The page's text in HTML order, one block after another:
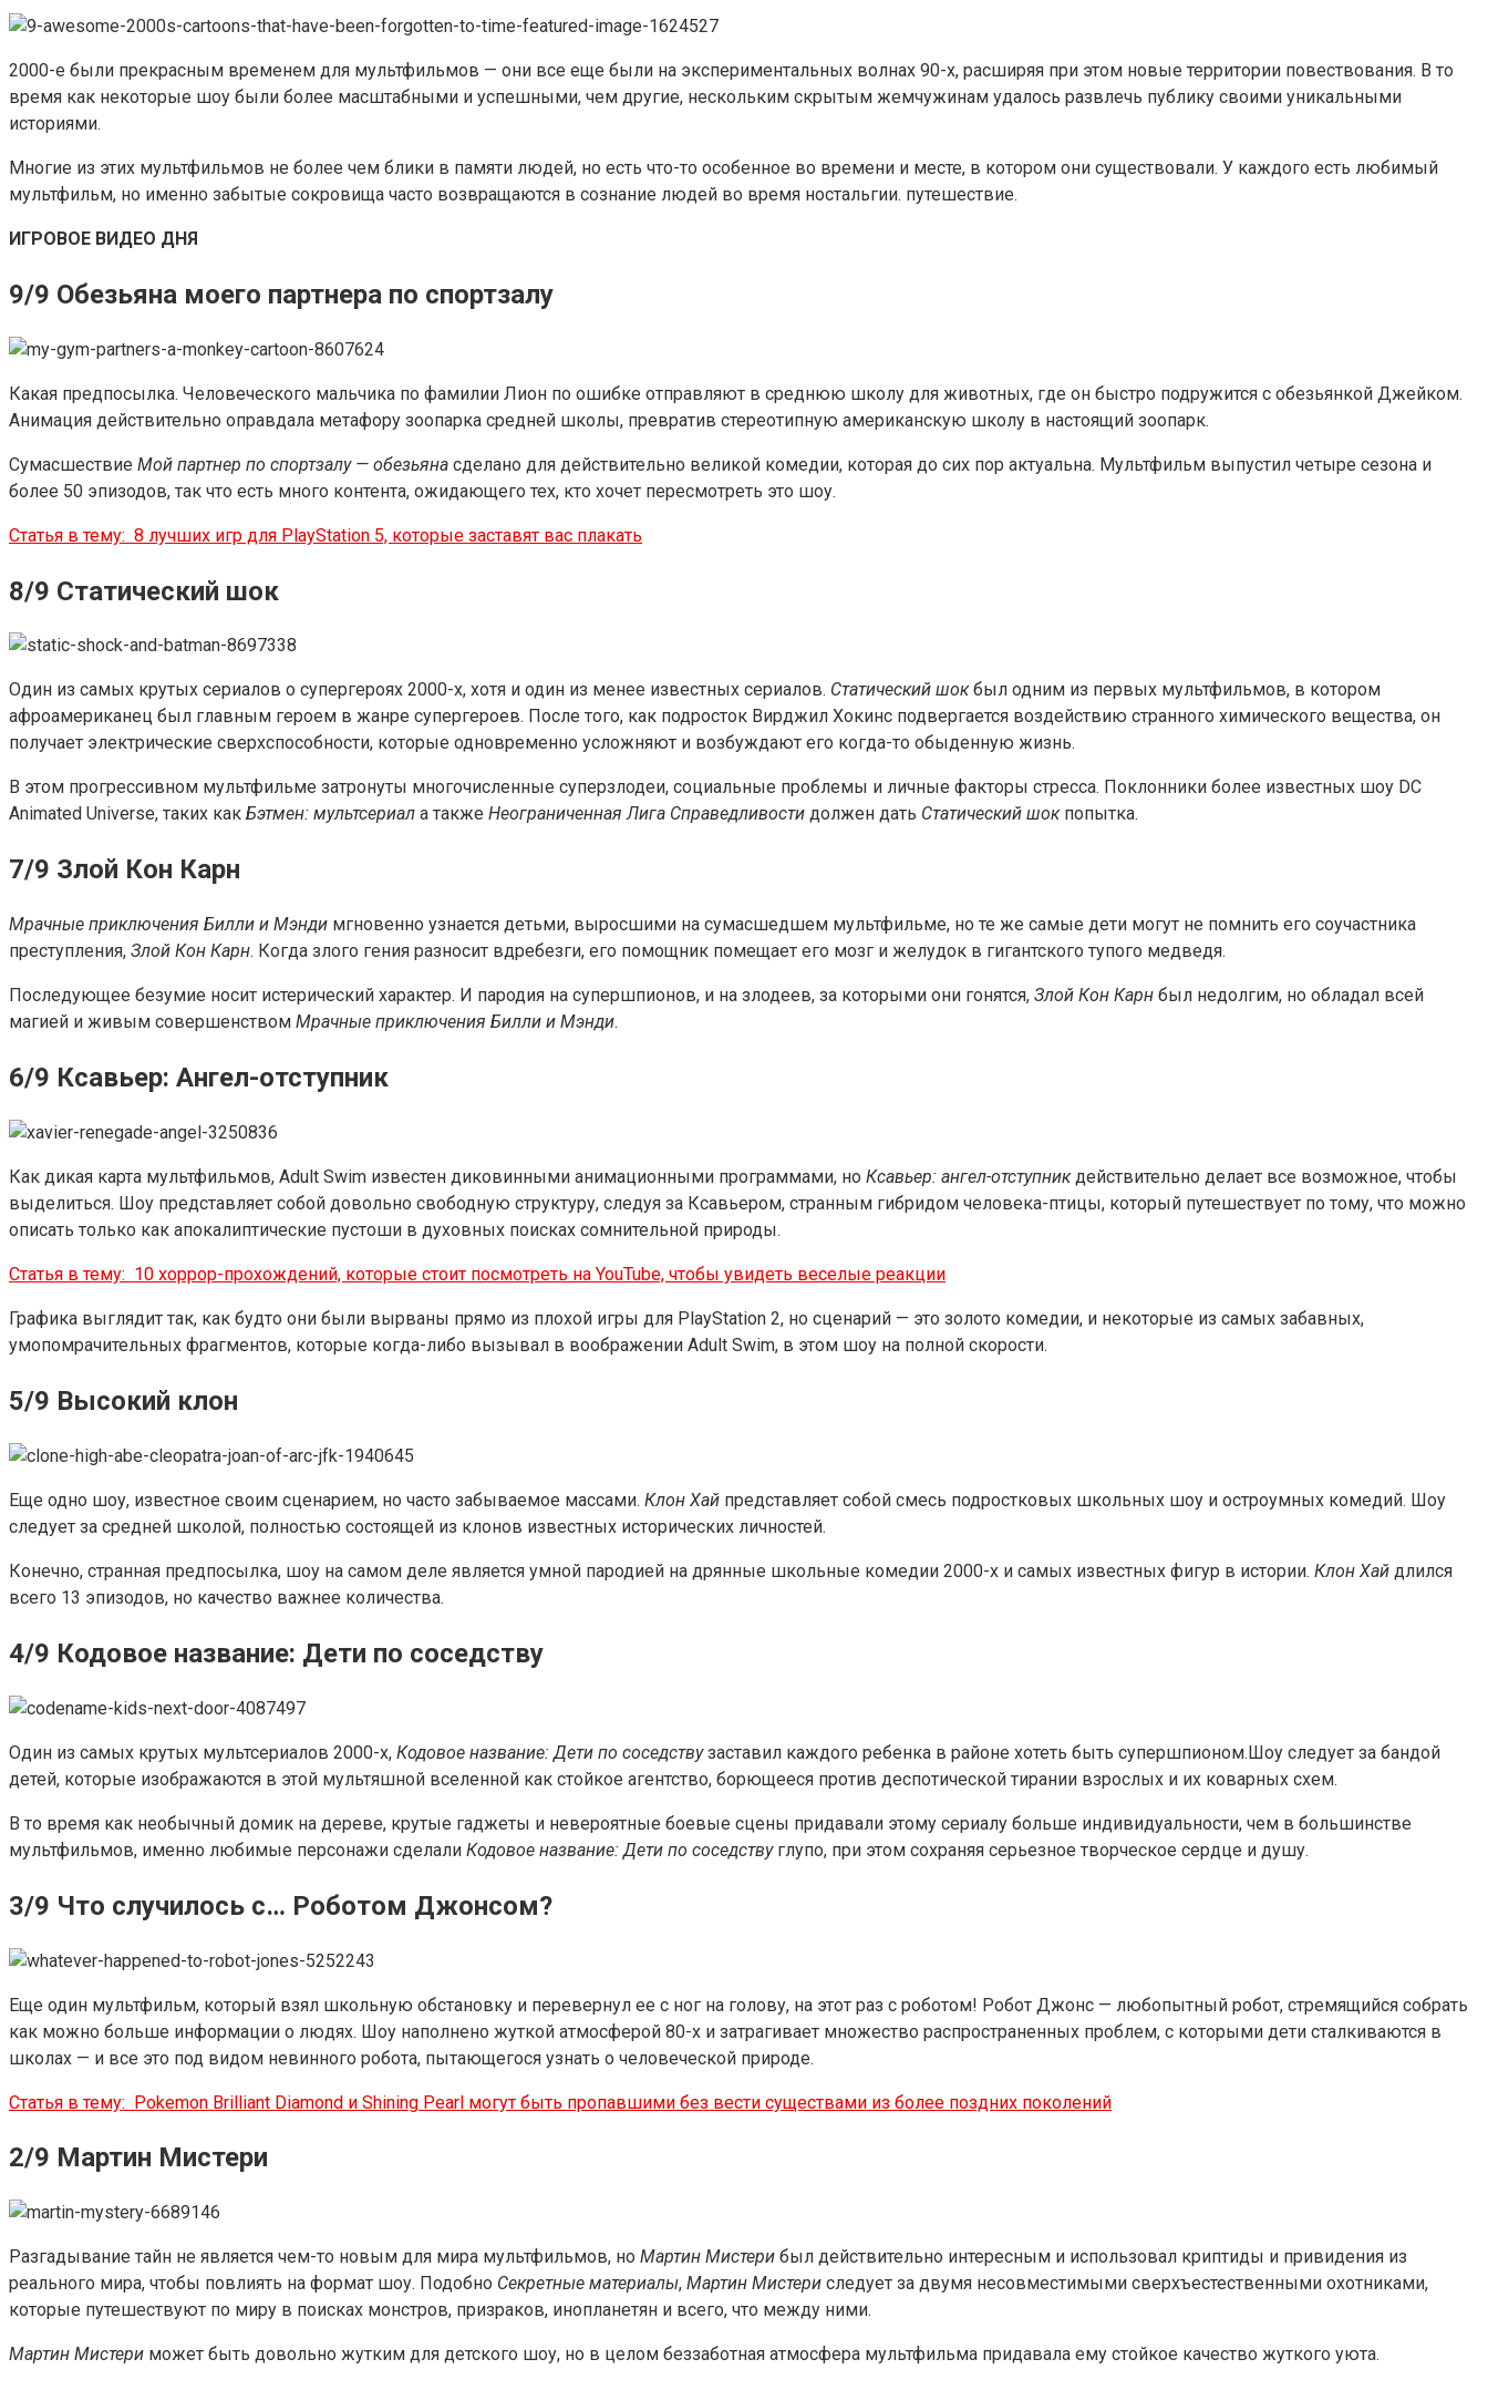
2000-е были прекрасным временем для мультфильмов — они все еще были на экспериментальных волнах 90-х, расширяя при этом новые территории повествования. В то
время как некоторые шоу были более масштабными и успешными, чем другие, нескольким скрытым жемчужинам удалось развлечь публику своими уникальными
историями.
Многие из этих мультфильмов не более чем блики в памяти людей, но есть что-то особенное во времени и месте, в котором они существовали. У каждого есть любимый
мультфильм, но именно забытые сокровища часто возвращаются в сознание людей во время ностальгии. путешествие.
ИГРОВОЕ ВИДЕО ДНЯ
9/9 Обезьяна моего партнера по спортзалу
Какая предпосылка. Человеческого мальчика по фамилии Лион по ошибке отправляют в среднюю школу для животных, где он быстро подружится с обезьянкой Джейком.
Анимация действительно оправдала метафору зоопарка средней школы, превратив стереотипную американскую школу в настоящий зоопарк.
Сумасшествие Мой партнер по спортзалу — обезьяна сделано для действительно великой комедии, которая до сих пор актуальна. Мультфильм выпустил четыре сезона и
более 50 эпизодов, так что есть много контента, ожидающего тех, кто хочет пересмотреть это шоу.
Статья в тему: 8 лучших игр для PlayStation 5, которые заставят вас плакать
8/9 Статический шок
Один из самых крутых сериалов о супергероях 2000-х, хотя и один из менее известных сериалов. Статический шокбыл одним из первых мультфильмов, в котором
афроамериканец был главным героем в жанре супергероев. После того, как подросток Вирджил Хокинс подвергается воздействию странного химического вещества, он
получает электрические сверхспособности, которые одновременно усложняют и возбуждают его когда-то обыденную жизнь.
В этом прогрессивном мультфильме затронуты многочисленные суперзлодеи, социальные проблемы и личные факторы стресса. Поклонники более известных шоу DC
Animated Universe, таких как Бэтмен: мультсериал а также Неограниченная Лига Справедливости должен дать Статический шокпопытка.
7/9 Злой Кон Карн
Мрачные приключения Билли и Мэнди мгновенно узнается детьми, выросшими на сумасшедшем мультфильме, но те же самые дети могут не помнить его соучастника
преступления, Злой Кон Карн. Когда злого гения разносит вдребезги, его помощник помещает его мозг и желудок в гигантского тупого медведя.
Последующее безумие носит истерический характер. И пародия на супершпионов, и на злодеев, за которыми они гонятся, Злой Кон Карн был недолгим, но обладал всей
магией и живым совершенством Мрачные приключения Билли и Мэнди.
6/9 Ксавьер: Ангел-отступник
Как дикая карта мультфильмов, Adult Swim известен диковинными анимационными программами, но Ксавьер: ангел-отступникдействительно делает все возможное, чтобы
выделиться. Шоу представляет собой довольно свободную структуру, следуя за Ксавьером, странным гибридом человека-птицы, который путешествует по тому, что можно
описать только как апокалиптические пустоши в духовных поисках сомнительной природы.
Статья в тему: 10 хоррор-прохождений, которые стоит посмотреть на YouTube, чтобы увидеть веселые реакции
Графика выглядит так, как будто они были вырваны прямо из плохой игры для PlayStation 2, но сценарий — это золото комедии, и некоторые из самых забавных,
умопомрачительных фрагментов, которые когда-либо вызывал в воображении Adult Swim, в этом шоу на полной скорости.
5/9 Высокий клон
Еще одно шоу, известное своим сценарием, но часто забываемое массами. Клон Хай представляет собой смесь подростковых школьных шоу и остроумных комедий. Шоу
следует за средней школой, полностью состоящей из клонов известных исторических личностей.
Конечно, странная предпосылка, шоу на самом деле является умной пародией на дрянные школьные комедии 2000-х и самых известных фигур в истории. Клон Хай длился
всего 13 эпизодов, но качество важнее количества.
4/9 Кодовое название: Дети по соседству
Один из самых крутых мультсериалов 2000-х, Кодовое название: Дети по соседствузаставил каждого ребенка в районе хотеть быть супершпионом.Шоу следует за бандой
детей, которые изображаются в этой мультяшной вселенной как стойкое агентство, борющееся против деспотической тирании взрослых и их коварных схем.
В то время как необычный домик на дереве, крутые гаджеты и невероятные боевые сцены придавали этому сериалу больше индивидуальности, чем в большинстве
мультфильмов, именно любимые персонажи сделали Кодовое название: Дети по соседствуглупо, при этом сохраняя серьезное творческое сердце и душу.
3/9 Что случилось с… Роботом Джонсом?
Еще один мультфильм, который взял школьную обстановку и перевернул ее с ног на голову, на этот раз с роботом! Робот Джонс — любопытный робот, стремящийся собрать
как можно больше информации о людях. Шоу наполнено жуткой атмосферой 80-х и затрагивает множество распространенных проблем, с которыми дети сталкиваются в
школах — и все это под видом невинного робота, пытающегося узнать о человеческой природе.
Статья в тему: Pokemon Brilliant Diamond и Shining Pearl могут быть пропавшими без вести существами из более поздних поколений
2/9 Мартин Мистери
Разгадывание тайн не является чем-то новым для мира мультфильмов, но Мартин Мистери был действительно интересным и использовал криптиды и привидения из
реального мира, чтобы повлиять на формат шоу. Подобно Секретные материалы, Мартин Мистери следует за двумя несовместимыми сверхъестественными охотниками,
которые путешествуют по миру в поисках монстров, призраков, инопланетян и всего, что между ними.
Мартин Мистери может быть довольно жутким для детского шоу, но в целом беззаботная атмосфера мультфильма придавала ему стойкое качество жуткого уюта.